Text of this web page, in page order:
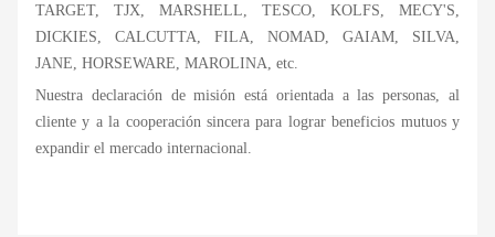
TARGET, TJX, MARSHELL, TESCO, KOLFS, MECY'S,
DICKIES, CALCUTTA, FILA, NOMAD, GAIAM, SILVA,
JANE, HORSEWARE, MAROLINA, etc.
Nuestra declaración de misión está orientada a las personas, al
cliente y a la cooperación sincera para lograr beneficios mutuos y
expandir el mercado internacional.